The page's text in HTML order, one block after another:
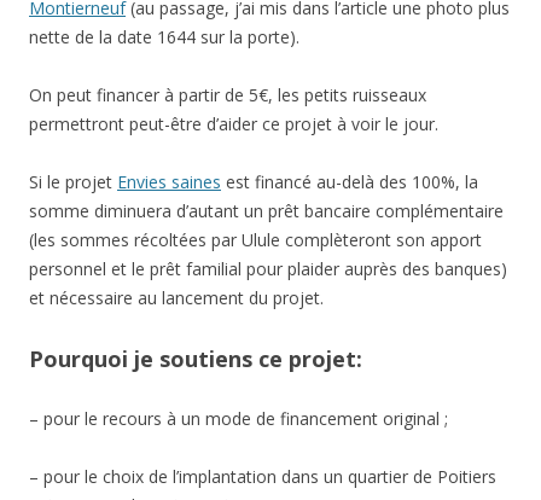
Pourquoi je soutiens ce projet:
– pour le choix de l’implantation dans un quartier de Poitiers
– pour le choix d’aliments bio (moins de pesticides dans
l’assiette et dans l’environnement et donc dans l’eau qui arrive
aux stations de traitement voire dans l’eau du robinet).
projet comme bon voire meilleur que le cuit pour la santé. Or,
oublier que nombreux champignons sont toxiques crus mais